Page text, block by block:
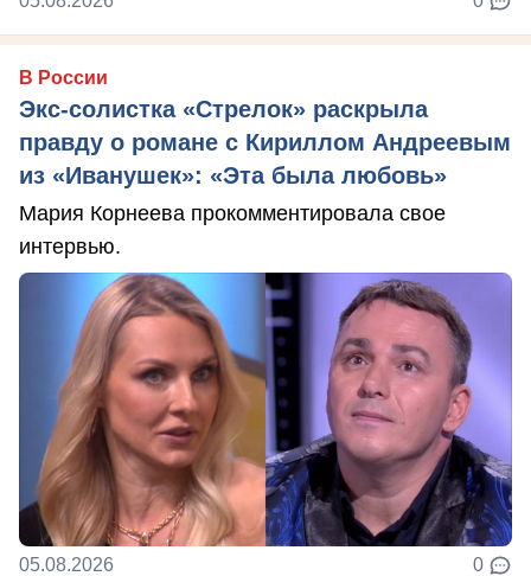
В России
Экс-солистка «Стрелок» раскрыла
правду о романе с Кириллом Андреевым
из «Иванушек»: «Эта была любовь»
Мария Корнеева прокомментировала свое
интервью.
05.08.2026 0